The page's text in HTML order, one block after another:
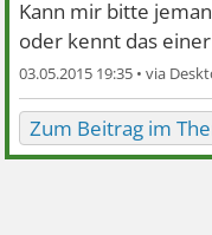
Kann mir bitte
oder kennt das einer
03.05.2015 19:35 •
Zum Beitrag im